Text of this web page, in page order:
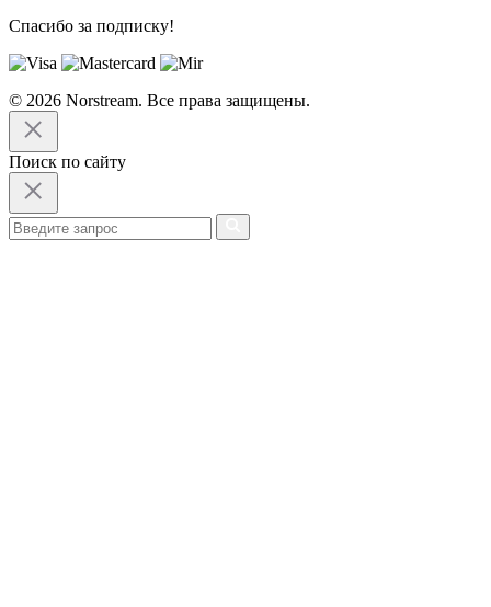
Спасибо за подписку!
© 2026 Norstream. Все права защищены.
Поиск по сайту